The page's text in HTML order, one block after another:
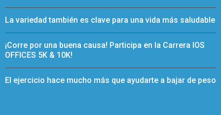
La variedad también es clave para una vida más saludable
¡Corre por una buena causa! Participa en la Carrera IOS
OFFICES 5K & 10K!
El ejercicio hace mucho más que ayudarte a bajar de peso